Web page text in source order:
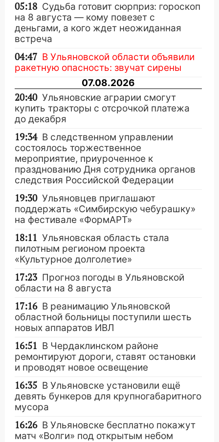
05:18 Судьба готовит сюрприз: гороскоп
на 8 августа — кому повезет с
деньгами, а кого ждет неожиданная
встреча
04:47 В Ульяновской области объявили
ракетную опасность: звучат сирены
07.08.2026
20:40 Ульяновские аграрии смогут
купить тракторы с отсрочкой платежа
до декабря
19:34 В следственном управлении
состоялось торжественное
мероприятие, приуроченное к
празднованию Дня сотрудника органов
следствия Российской Федерации
19:30 Ульяновцев приглашают
поддержать «Симбирскую чебурашку»
на фестивале «ФормАРТ»
18:11 Ульяновская область стала
пилотным регионом проекта
«Культурное долголетие»
17:23 Прогноз погоды в Ульяновской
области на 8 августа
17:16 В реанимацию Ульяновской
областной больницы поступили шесть
новых аппаратов ИВЛ
16:51 В Чердаклинском районе
ремонтируют дороги, ставят остановки
и проводят новое освещение
16:35 В Ульяновске установили ещё
девять бункеров для крупногабаритного
мусора
16:26 В Ульяновске бесплатно покажут
матч «Волги» под открытым небом